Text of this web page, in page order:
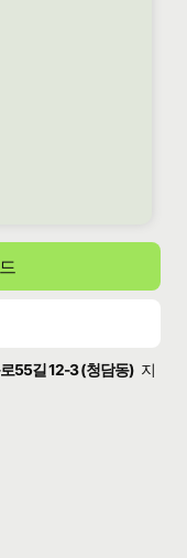
55길 12-3 (청담동) 지